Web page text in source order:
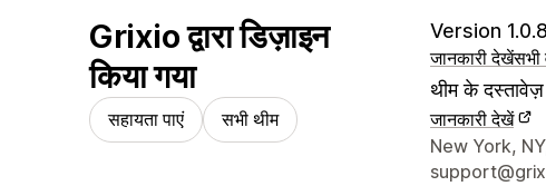
Grixio द्वारा डिज़ाइन
किया गया
सहायता पाएं सभी थीम
Version 1.0.8
जानकारी देखेंसभी
थीम के दस्तावेज़
जानकारी देखें
डिज़ाइनर के संपर्क
New York,